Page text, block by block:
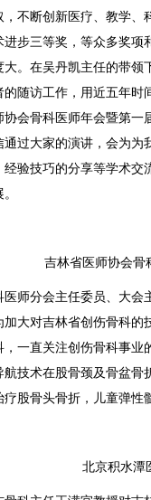
不断创新医疗、教学
步三等奖，等众多奖
。在吴丹凯主任的带
随访工作，用近五年
会骨科医师年会暨第
过大家的演讲，会为
验技巧的分享等学术
吉林省医师协会骨
分会主任委员、大会
大对吉林省创伤骨科
一直关注创伤骨科事
技术在股骨颈及骨盆
股骨头骨折，儿童弹性
北京积水潭医